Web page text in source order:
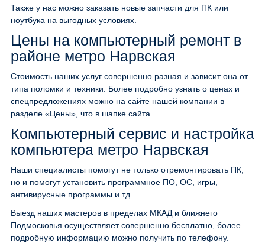
Также у нас можно заказать новые запчасти для ПК или
ноутбука на выгодных условиях.
Цены на компьютерный ремонт в
районе метро Нарвская
Стоимость наших услуг совершенно разная и зависит она от
типа поломки и техники. Более подробно узнать о ценах и
спецпредложениях можно на сайте нашей компании в
разделе «Цены», что в шапке сайта.
Компьютерный сервис и настройка
компьютера метро Нарвская
Наши специалисты помогут не только отремонтировать ПК,
но и помогут установить программное ПО, ОС, игры,
антивирусные программы и тд.
Выезд наших мастеров в пределах МКАД и ближнего
Подмосковья осуществляет совершенно бесплатно, более
подробную информацию можно получить по телефону.